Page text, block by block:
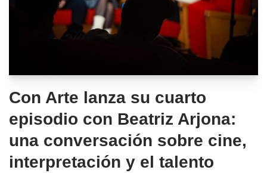
Con Arte lanza su cuarto
episodio con Beatriz Arjona:
una conversación sobre cine,
interpretación y el talento